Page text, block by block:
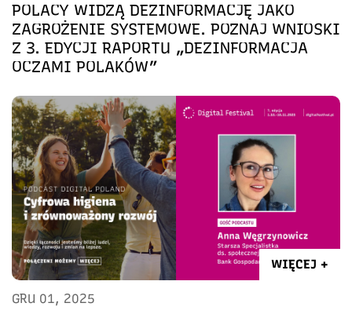
POLACY WIDZĄ DEZINFORMACJĘ JAKO
ZAGROŻENIE SYSTEMOWE. POZNAJ WNIOSKI
Z 3. EDYCJI RAPORTU „DEZINFORMACJA
OCZAMI POLAKÓW”
WIĘCEJ +
GRU 01, 2025